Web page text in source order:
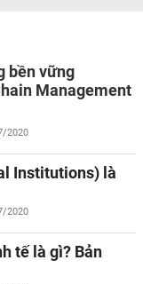
bền vững
Management
2020
Institutions) là
2020
tế là gì? Bản